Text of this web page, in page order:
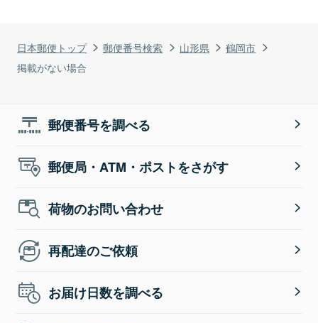
日本郵便トップ 郵便番号検索 山形県
鶴岡市
掲載がない場合
郵便番号を調べる
郵便局・ATM・ポストをさがす
荷物のお問い合わせ
再配達のご依頼
お届け日数を調べる